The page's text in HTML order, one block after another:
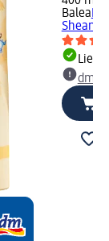
Balea
dm